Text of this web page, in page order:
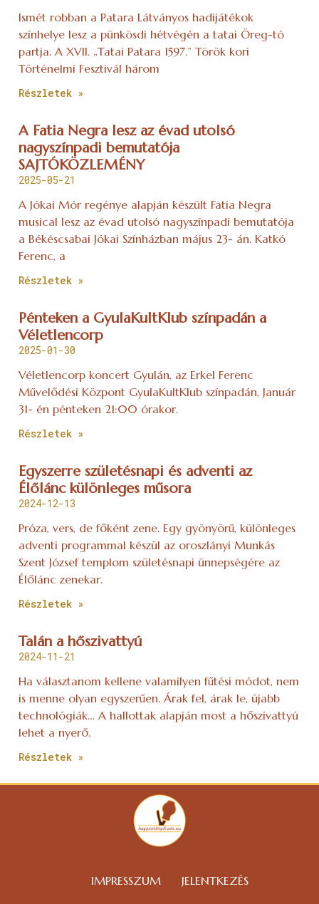
Ismét robban a Patara Látványos hadijátékok
színhelye lesz a pünkösdi hétvégén a tatai Öreg-tó
partja. A XVII. „Tatai Patara 1597.” Török kori
Történelmi Fesztivál három
Részletek »
A Fatia Negra lesz az évad utolsó
nagyszínpadi bemutatója
SAJTÓKÖZLEMÉNY
2025-05-21
A Jókai Mór regénye alapján készült Fatia Negra
musical lesz az évad utolsó nagyszínpadi bemutatója
a Békéscsabai Jókai Színházban május 23- án. Katkó
Ferenc, a
Részletek »
Pénteken a GyulaKultKlub színpadán a
Véletlencorp
2025-01-30
Véletlencorp koncert Gyulán, az Erkel Ferenc
Művelődési Központ GyulaKultKlub színpadán, Január
31- én pénteken 21:00 órakor.
Részletek »
Egyszerre születésnapi és adventi az
Élőlánc különleges műsora
2024-12-13
Próza, vers, de főként zene. Egy gyönyörű, különleges
adventi programmal készül az oroszlányi Munkás
Szent József templom születésnapi ünnepségére az
Élőlánc zenekar.
Részletek »
Talán a hőszivattyú
2024-11-21
Ha választanom kellene valamilyen fűtési módot, nem
is menne olyan egyszerűen. Árak fel, árak le, újabb
technológiák… A hallottak alapján most a hőszivattyú
lehet a nyerő.
Részletek »
IMPRESSZUM JELENTKEZÉS